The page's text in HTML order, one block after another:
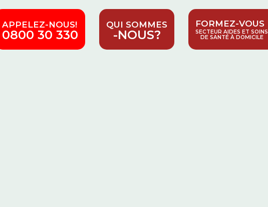
APPELEZ-NOUS!
0800 30 330
QUI SOMMES
-NOUS?
FORMEZ-VOUS
SECTEUR AIDES ET SOINS
DE SANTÉ À DOMICILE